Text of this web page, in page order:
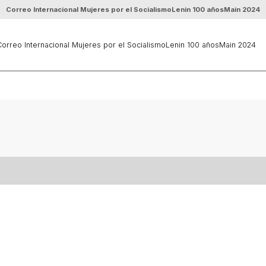
Correo Internacional Mujeres por el SocialismoLenin 100 añosMain 2024
Internacional Mujeres por el SocialismoLenin 100 añosMain 2024